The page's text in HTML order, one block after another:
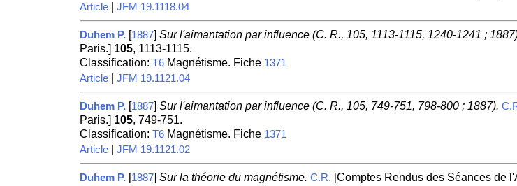
Article| JFM 19.1118.04
Duhem P. [1887] Sur l'aimantation par influence (C. R., 105, 1113-1115, 1240-1241 ;
Paris.] 105, 1113-1115.
Classification: T6Magnétisme. Fiche 1371
Article| JFM 19.1121.04
Duhem P. [1887] Sur l'aimantation par influence (C. R., 105, 749-751, 798-800 ; 1887).
Paris.] 105, 749-751.
Classification: T6Magnétisme. Fiche 1371
Article| JFM 19.1121.02
Duhem P. [1887] Sur la théorie du magnétisme. C.R. [Comptes Rendus des Séances de